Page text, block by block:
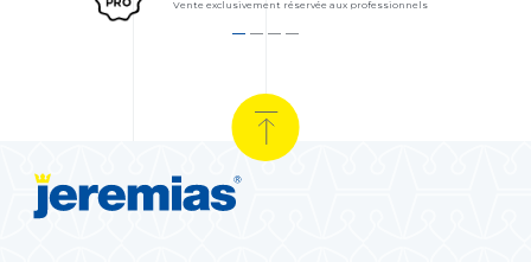
Vente exclusivement réservée aux professionnels